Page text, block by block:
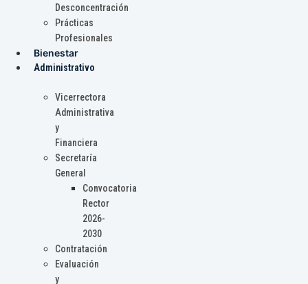
Desconcentración
Prácticas
Profesionales
Bienestar
Administrativo
Vicerrectora
Administrativa
y
Financiera
Secretaría
General
Convocatoria
Rector
2026-
2030
Contratación
Evaluación
y